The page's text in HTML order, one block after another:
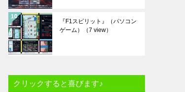
『F1スピリット』（パソコン
ゲーム）
（7 view）
クリックすると喜びます♪